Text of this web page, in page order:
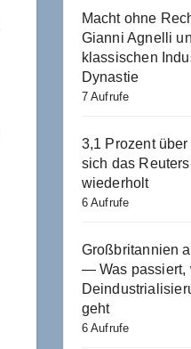
Macht ohne
Gianni Agnelli
klassischen
Dynastie
7 Aufrufe
3,1 Prozent
sich das
wiederholt
6 Aufrufe
Großbritannien
— Was passiert,
geht
6 Aufrufe